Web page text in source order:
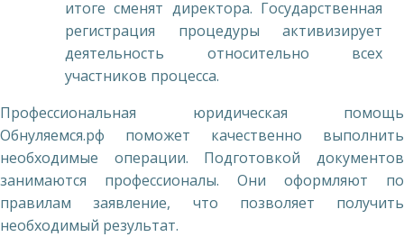
итоге сменят директора. Государственная
регистрация процедуры активизирует
деятельность относительно всех
участников процесса.
Профессиональная юридическая помощь
Обнуляемся.рф поможет качественно выполнить
необходимые операции. Подготовкой документов
занимаются профессионалы. Они оформляют по
правилам заявление, что позволяет получить
необходимый результат.